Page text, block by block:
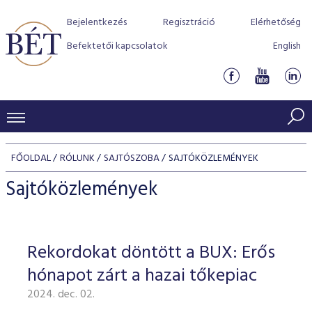
Bejelentkezés Regisztráció
Elérhetőség
Befektetői kapcsolatok
English
KERESKEDÉSI ADATOK
INDEXEK
Jelzáloglevél indexek
Vállalati kötvény indexek
Azonnali Piac
Részvények
Származékos piac
BEFEKTETŐK
Részvény szekció
Hitelpapír szekció
BÉT szabályzatok
Befektetővédelem
Alkalmazott díjstruktúra
Elszámolás
Részvény és vállalati kötvény tőzsdei bevezetését
program
BÉT Xtend - Részvénypiac egyszerűen
TŐZSDETAGOK
Tőzsdetagok, üzletkötők
VENDOROK
FŐOLDAL RÓLUNK SAJTÓSZOBA SAJTÓKÖZLEMÉNYEK
Sajtóközlemények
Rekordokat döntött a BUX: Erős
hónapot zárt a hazai tőkepiac
2024. dec. 02.